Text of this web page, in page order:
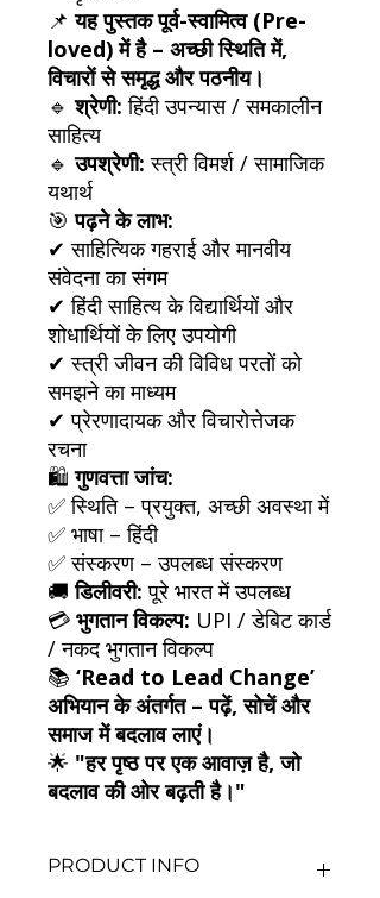
📌यह पुस्तक पूर्व-स्वामित्व (Pre-
loved) में है – अच्छी स्थिति में,
विचारों से समृद्ध और पठनीय।
🔹श्रेणी: हिंदी उपन्यास / समकालीन
साहित्य
🔹उपश्रेणी: स्त्री विमर्श / सामाजिक
यथार्थ
🎯पढ़ने के लाभ:
✔ साहित्यिक गहराई और मानवीय
संवेदना का संगम
✔ हिंदी साहित्य के विद्यार्थियों और
शोधार्थियों के लिए उपयोगी
✔ स्त्री जीवन की विविध परतों को
समझने का माध्यम
✔ प्रेरणादायक और विचारोत्तेजक
रचना
🛍️गुणवत्ता जांच:
✅ स्थिति – प्रयुक्त, अच्छी अवस्था में
✅ भाषा – हिंदी
✅ संस्करण – उपलब्ध संस्करण
🚚डिलीवरी: पूरे भारत में उपलब्ध
💳 भुगतान विकल्प: UPI / डेबिट कार्ड
/ नकद भुगतान विकल्प
📚 ‘Read to Lead Change’
अभियान के अंतर्गत – पढ़ें, सोचें और
समाज में बदलाव लाएं।
🌟 "हर पृष्ठ पर एक आवाज़ है, जो
बदलाव की ओर बढ़ती है।"
PRODUCT INFO